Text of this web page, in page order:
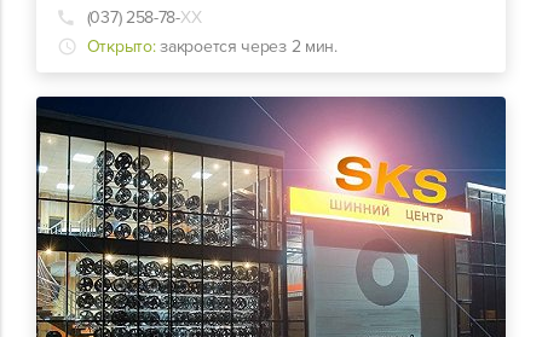
(037) 258-78-ХХ
Открыто: закроется через 2 мин.